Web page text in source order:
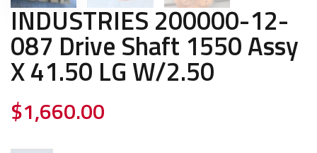
INDUSTRIES 200000-12-
087 Drive Shaft 1550 Assy
X 41.50 LG W/2.50
$1,660.00